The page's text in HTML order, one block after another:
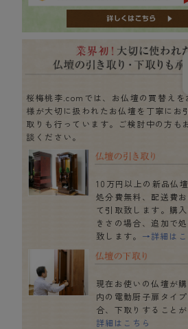
桜梅桃李.comでは、お仏壇の買替えを
様が大切に扱われたお仏壇を丁寧にお
取りも行っています。ご検討中の方も
談ください。
10万円以上の新品仏
処分費無料、配送費
て引取致します。購
きさの場合、追加で
致します。 →詳細はこ
現在お使いの仏壇が
内の電動厨子扉タイ
合、下取りすることが
詳細はこちら